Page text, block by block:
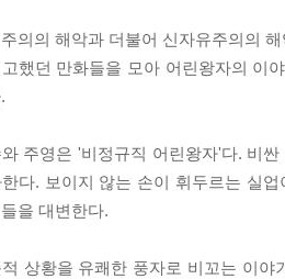
의의 해악과 더불어 신자유주의의
했던 만화들을 모아 어린왕자의 이
주영은 '비정규직 어린왕자'다. 비
다. 보이지 않는 손이 휘두르는 실
을 대변한다.
상황을 유쾌한 풍자로 비꼬는 이